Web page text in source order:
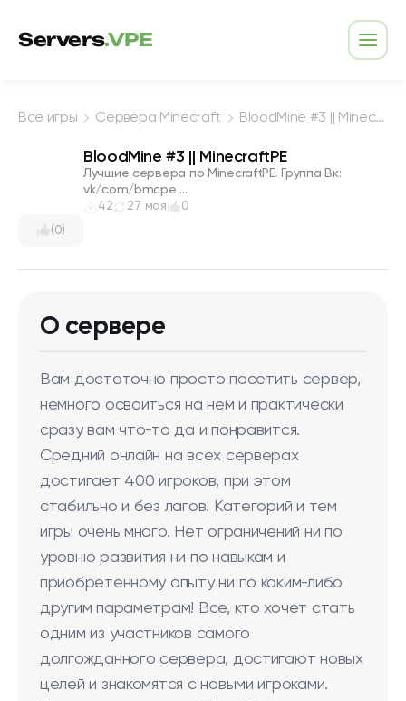
Servers.VPE
Все игры Сервера Minecraft BloodMine #3 || MinecraftPE
(0)
BloodMine #3 || MinecraftPE
Лучшие сервера по MinecraftPE. Группа Вк:
vk/com/bmcpe ...
42
27 мая 0
О сервере
Вам достаточно просто посетить сервер,
немного освоиться на нем и практически
сразу вам что-то да и понравится.
Средний онлайн на всех серверах
достигает 400 игроков, при этом
стабильно и без лагов. Категорий и тем
игры очень много. Нет ограничений ни по
уровню развития ни по навыкам и
приобретенному опыту ни по каким-либо
другим параметрам! Все, кто хочет стать
одним из участников самого
долгожданного сервера, достигают новых
целей и знакомятся с новыми игроками.